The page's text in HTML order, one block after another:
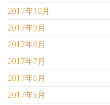
2017年10月
2017年9月
2017年8月
2017年7月
2017年6月
2017年5月